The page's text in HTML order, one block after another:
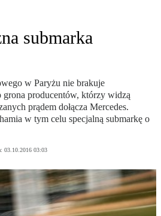
submarka
w Paryżu nie brakuje
producentów, którzy widzą
prądem dołącza Mercedes.
w tym celu specjalną submarkę o
03.10.2016 03:03